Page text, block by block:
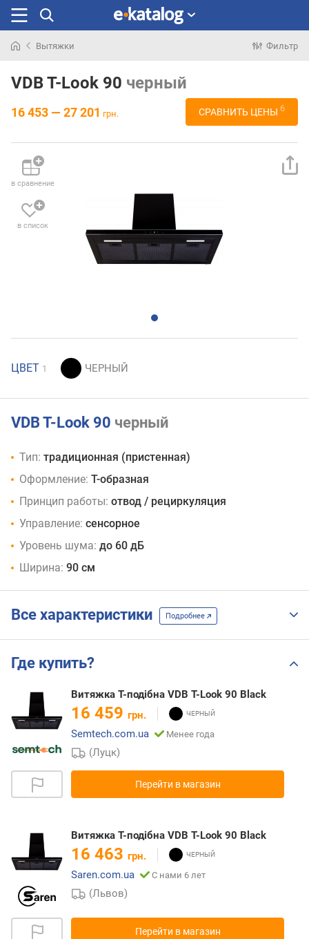
раньше
Вытяжки Фильтр
VDB T-Look 90 черный
16 453 — 27 201 грн. СРАВНИТЬ ЦЕНЫ 6
в сравнение
в список
ЦВЕТ 1
VDB T-Look 90 черный
Тип: традиционная (пристенная)
Оформление: Т-образная
Принцип работы: отвод / рециркуляция
Управление: сенсорное
Уровень шума: до 60 дБ
Ширина: 90 см
Все характеристики Подробнее
Где купить?
Витяжка Т-подібна VDB T-Look 90 Black
16 459 грн.
Semtech.com.ua
Менее года
(Луцк)
Перейти в магазин
Витяжка Т-подібна VDB T-Look 90 Black
16 463 грн.
Saren.com.ua
С нами 6 лет
(Львов)
Перейти в магазин